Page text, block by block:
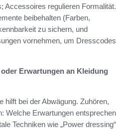
Accessoires regulieren Formalität.
beibehalten (Farben,
zu sichern, und
vornehmen, um Dresscodes
Erwartungen an Kleidung
hilft bei der Abwägung. Zuhören,
Welche Erwartungen entsprechen
Techniken wie „Power dressing“